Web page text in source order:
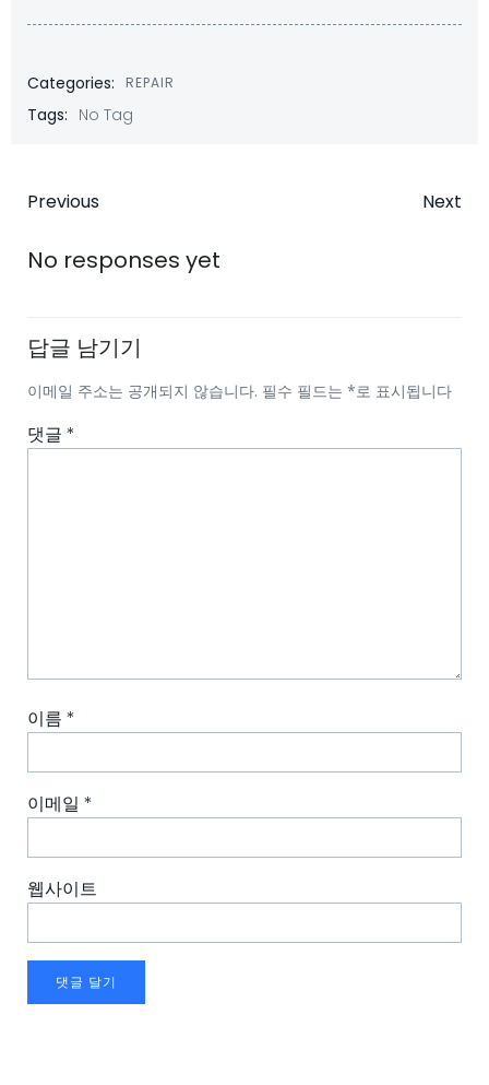
Categories: REPAIR
Tags: No Tag
Post
navigation
Previous Next
No responses yet
답글 남기기
이메일 주소는 공개되지 않습니다. 필수 필드는 *로 표시됩니다
댓글 *
이름 *
이메일 *
웹사이트